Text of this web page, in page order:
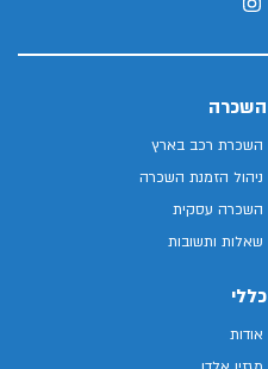
השכרה
השכרת רכב בארץ
ניהול הזמנת השכרה
השכרה עסקית
שאלות ותשובות
כללי
אודות